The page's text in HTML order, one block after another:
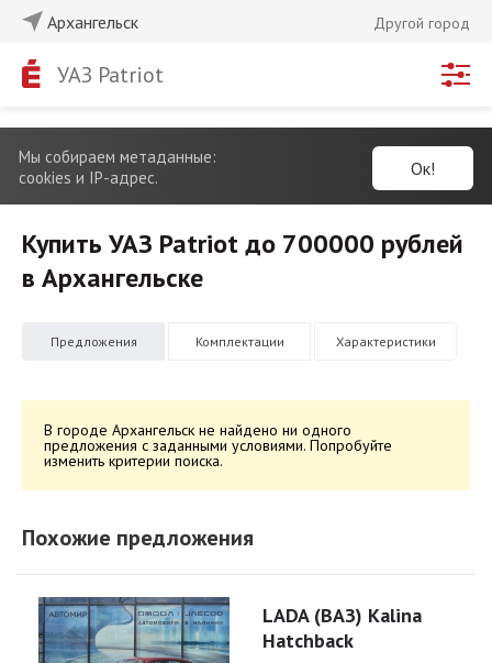
Архангельск Другой город
УАЗ Patriot
Мы собираем метаданные:
cookies и IP-адрес.
Ок!
Купить УАЗ Patriot до 700000 рублей
в Архангельске
Предложения Комплектации Характеристики
В городе Архангельск не найдено ни одного
предложения с заданными условиями. Попробуйте
изменить критерии поиска.
Похожие предложения
LADA (ВАЗ) Kalina
Hatchback